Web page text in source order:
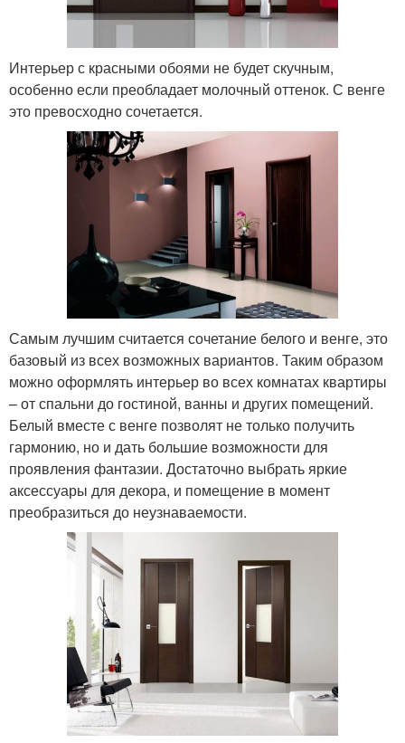
Интерьер с красными обоями не будет скучным,
особенно если преобладает молочный оттенок. С венге
это превосходно сочетается.
Самым лучшим считается сочетание белого и венге, это
базовый из всех возможных вариантов. Таким образом
можно оформлять интерьер во всех комнатах квартиры
– от спальни до гостиной, ванны и других помещений.
Белый вместе с венге позволят не только получить
гармонию, но и дать большие возможности для
проявления фантазии. Достаточно выбрать яркие
аксессуары для декора, и помещение в момент
преобразиться до неузнаваемости.